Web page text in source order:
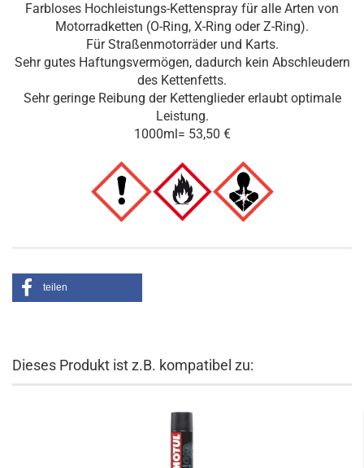
Farbloses Hochleistungs-Kettenspray für alle Arten von
Motorradketten (O-Ring, X-Ring oder Z-Ring).
Für Straßenmotorräder und Karts.
Sehr gutes Haftungsvermögen, dadurch kein Abschleudern
des Kettenfetts.
Sehr geringe Reibung der Kettenglieder erlaubt optimale
Leistung.
1000ml= 53,50 €
teilen
Dieses Produkt ist z.B. kompatibel zu: